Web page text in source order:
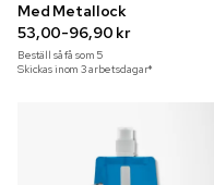
Med Metallock
53,00-96,90 kr
Beställ så få som 5
Skickas inom 3 arbetsdagar*